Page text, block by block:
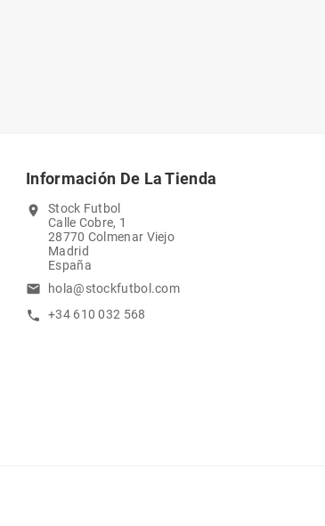
Información De La Tienda
location_on
Stock Futbol
Calle Cobre, 1
28770 Colmenar Viejo
Madrid
España
email hola@stockfutbol.com
call +34 610 032 568